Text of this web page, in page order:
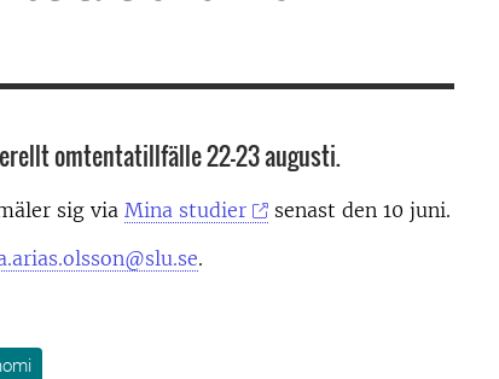
omtentatillfälle 22-23 augusti.
sig via Mina studier
senast den 10 juni.
.